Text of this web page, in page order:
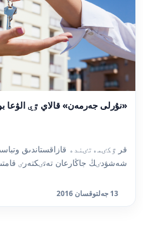
«نۇرلى جەرمەن» قالاي ٷي الۋعا
قر ٷكٸمەتٸندە قازاقستاندىق
شەشۋدٸڭ جاڭارعان تەتٸكتەرٸ
13 جەلتوقسان 2016